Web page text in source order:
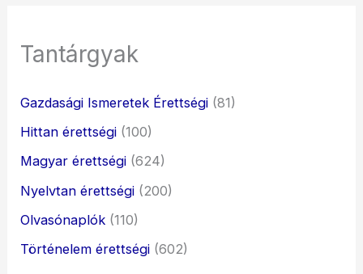
Tantárgyak
Gazdasági Ismeretek Érettségi (81)
Hittan érettségi (100)
Magyar érettségi (624)
Nyelvtan érettségi (200)
Olvasónaplók (110)
Történelem érettségi (602)